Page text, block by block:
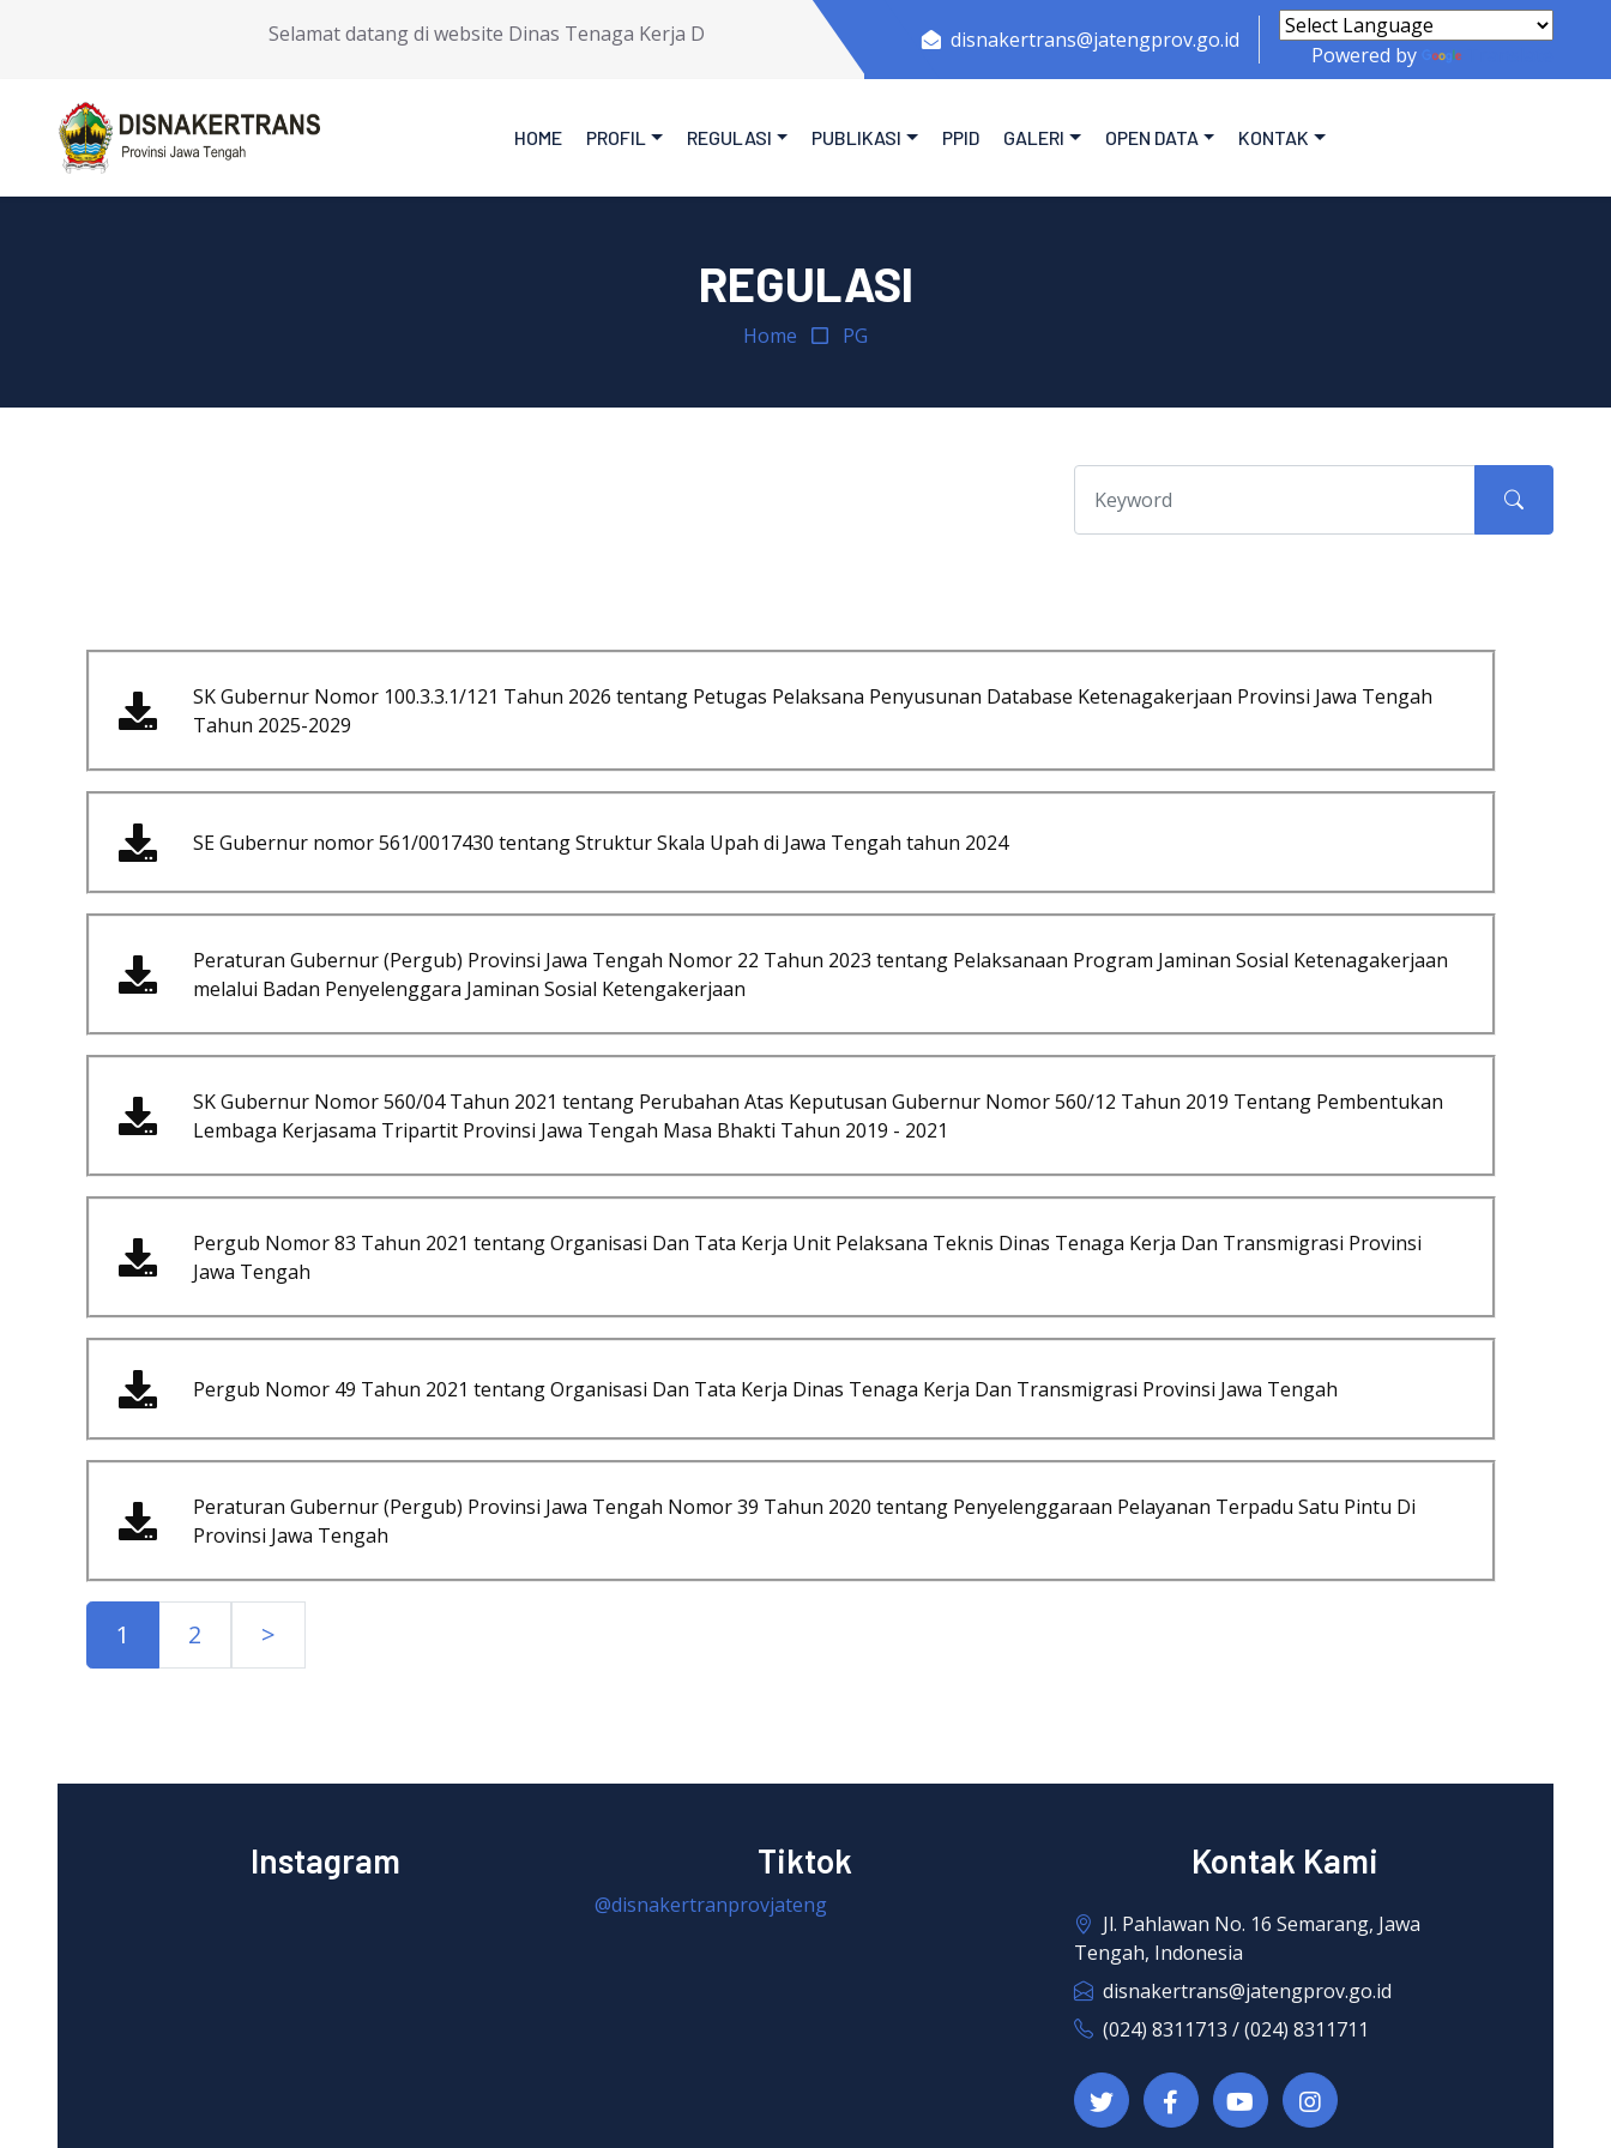
Selamat datang di website Dinas Tenaga Kerja Dan Transmigrasi Provinsi Jawa Tengah.disnakertrans@jatengprov.go.id
Powered by
HOME PROFIL REGULASI PUBLIKASI PPID GALERI OPEN DATA KONTAK
REGULASI
Home PG
SK Gubernur Nomor 100.3.3.1/121 Tahun 2026 tentang Petugas Pelaksana Penyusunan Database Ketenagakerjaan Provinsi Jawa Tengah
Tahun 2025-2029
SE Gubernur nomor 561/0017430 tentang Struktur Skala Upah di Jawa Tengah tahun 2024
Peraturan Gubernur (Pergub) Provinsi Jawa Tengah Nomor 22 Tahun 2023 tentang Pelaksanaan Program Jaminan Sosial Ketenagakerjaan
melalui Badan Penyelenggara Jaminan Sosial Ketengakerjaan
SK Gubernur Nomor 560/04 Tahun 2021 tentang Perubahan Atas Keputusan Gubernur Nomor 560/12 Tahun 2019 Tentang Pembentukan
Lembaga Kerjasama Tripartit Provinsi Jawa Tengah Masa Bhakti Tahun 2019 - 2021
Pergub Nomor 83 Tahun 2021 tentang Organisasi Dan Tata Kerja Unit Pelaksana Teknis Dinas Tenaga Kerja Dan Transmigrasi Provinsi
Jawa Tengah
Pergub Nomor 49 Tahun 2021 tentang Organisasi Dan Tata Kerja Dinas Tenaga Kerja Dan Transmigrasi Provinsi Jawa Tengah
Peraturan Gubernur (Pergub) Provinsi Jawa Tengah Nomor 39 Tahun 2020 tentang Penyelenggaraan Pelayanan Terpadu Satu Pintu Di
Provinsi Jawa Tengah
1 2 >
Instagram Tiktok
@disnakertranprovjateng
Kontak Kami
Jl. Pahlawan No. 16 Semarang, Jawa
Tengah, Indonesia
disnakertrans@jatengprov.go.id
(024) 8311713 / (024) 8311711